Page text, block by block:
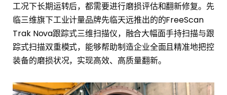
工况下长期运转后，都需要进行磨损评估和翻新修复。先
临三维旗下工业计量品牌先临天远推出的的FreeScan
Trak Nova跟踪式三维扫描仪，融合大幅面手持扫描与跟
踪式扫描双重模式，能够帮助制造企业全面且精准地把控
装备的磨损状况，实现高效、高质量翻新。